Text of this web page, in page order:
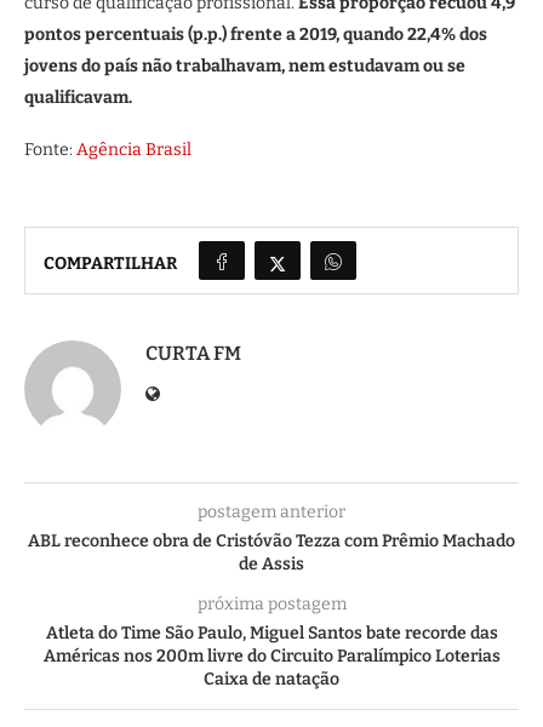
pontos percentuais (p.p.) frente a 2019, quando 22,4% dos
jovens do país não trabalhavam, nem estudavam ou se
qualificavam.
Fonte: Agência Brasil
COMPARTILHAR
CURTA FM
postagem anterior
ABL reconhece obra de Cristóvão Tezza com Prêmio Machado
de Assis
próxima postagem
Atleta do Time São Paulo, Miguel Santos bate recorde das
Américas nos 200m livre do Circuito Paralímpico Loterias
Caixa de natação